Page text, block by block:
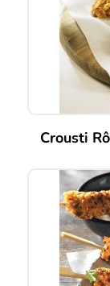
Crousti